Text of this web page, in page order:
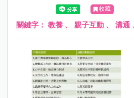
收藏
關鍵字： 教養 、 親子互動 、 溝通